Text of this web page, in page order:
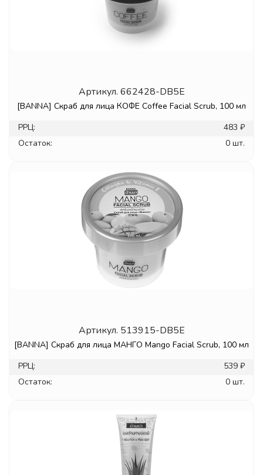
Артикул. 662428-DB5E
[BANNA] Скраб для лица КОФЕ Coffee Facial Scrub, 100 мл
РРЦ:
483 ₽
Остаток:
0 шт.
Артикул. 513915-DB5E
[BANNA] Скраб для лица МАНГО Mango Facial Scrub, 100 мл
РРЦ:
539 ₽
Остаток:
0 шт.